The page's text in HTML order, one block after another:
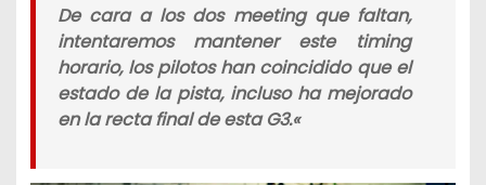
De cara a los dos meeting que faltan,
intentaremos mantener este timing
horario, los pilotos han coincidido que el
estado de la pista, incluso ha mejorado
en la recta final de esta G3.«